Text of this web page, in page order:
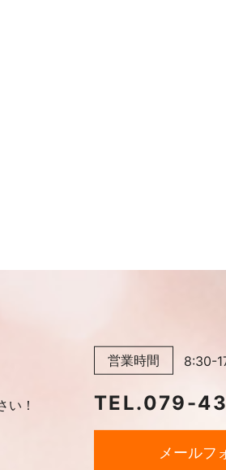
い！
営業時間 8:30-
TEL.079-
メールフ